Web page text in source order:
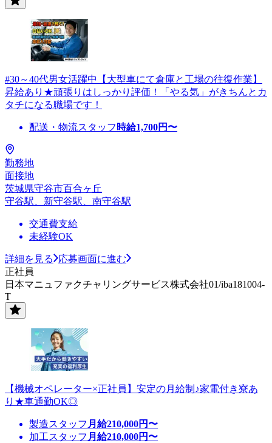
#30～40代男女活躍中【大型車にて倉庫と工場の往復作業】
昇給あり★頑張りはしっかり評価！「やる気」がきちんとカ
タチになる職場です！
配送・物流スタッフ 時給1,700円〜
勤務地
面接地
茨城県守谷市百合ヶ丘
守谷駅、新守谷駅、南守谷駅
交通費支給
未経験OK
詳細を見る
応募画面に進む
正社員
日本マニュファクチャリングサービス株式会社01/iba181004-
T
【機械オペレーター×正社員】安定の月給制♪家電付き寮あ
り★車通勤OK◎
製造スタッフ 月給210,000円〜
加工スタッフ 月給210,000円〜